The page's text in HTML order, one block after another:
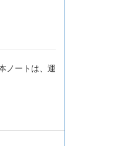
ノートは、運